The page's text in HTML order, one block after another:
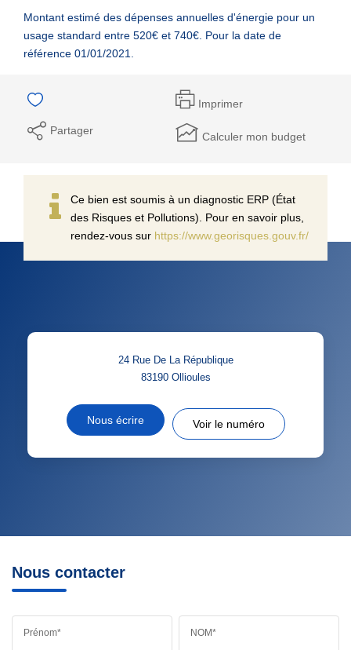
Montant estimé des dépenses annuelles d'énergie pour un
usage standard entre 520€ et 740€. Pour la date de
référence 01/01/2021.
Imprimer
Partager Calculer mon budget
Ce bien est soumis à un diagnostic ERP (État
des Risques et Pollutions). Pour en savoir plus,
rendez-vous sur https://www.georisques.gouv.fr/
24 Rue De La République
83190 Ollioules
Nous écrire Voir le numéro
Nous contacter
Prénom* NOM*